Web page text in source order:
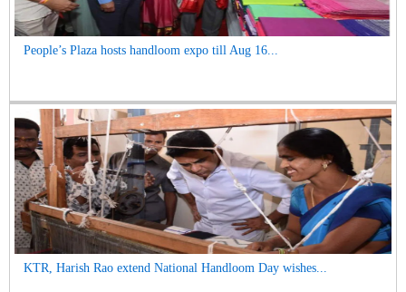
People’s Plaza hosts handloom expo till Aug 16...
KTR, Harish Rao extend National Handloom Day wishes...